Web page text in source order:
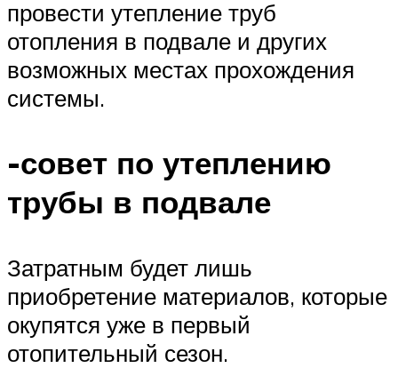
провести утепление труб
отопления в подвале и других
возможных местах прохождения
системы.
-совет по утеплению
трубы в подвале
Затратным будет лишь
приобретение материалов, которые
окупятся уже в первый
отопительный сезон.